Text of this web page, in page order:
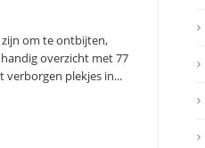
om te ontbijten,
overzicht met 77
verborgen plekjes in...